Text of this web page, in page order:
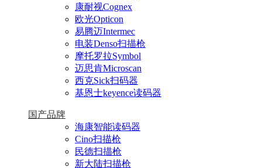
康耐视Cognex
欧光Opticon
易腾迈Intermec
电装Denso扫描枪
摩托罗拉Symbol
迈思肯Microscan
西克Sick扫码器
基恩士keyence读码器
国产品牌
海康智能读码器
Cino扫描枪
民德扫描枪
新大陆扫描枪